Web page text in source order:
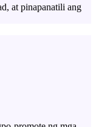
at pinapanatili ang